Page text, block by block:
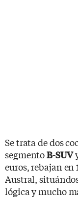
Se trata de dos
segmentoB-SUV
euros, rebajan en
Austral,
lógica y mucho